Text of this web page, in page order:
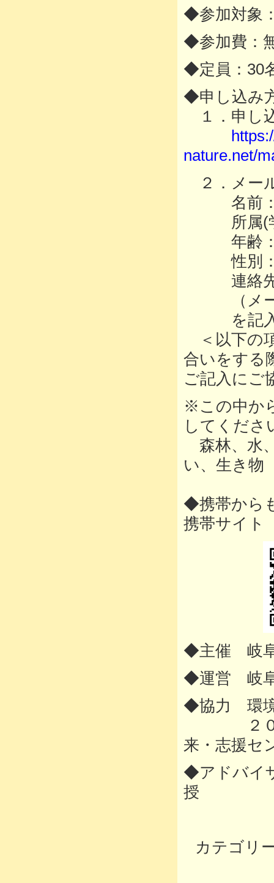
◆参加対象
◆参加費：
◆定員：30
◆申し込み
１．申し
nature.net/
２．メー
名前
所属(学
年齢
性別
連絡先
（メー
を記入
＜以下の
合いをする
ご記入にご
※この中か
してくださ
森林、水
い、生き物
◆携帯から
携帯サイ
◆主催 岐阜
◆運営 岐阜
◆協力 環境
２０５０
来・志援セ
◆アドバイ
授
カテゴリ